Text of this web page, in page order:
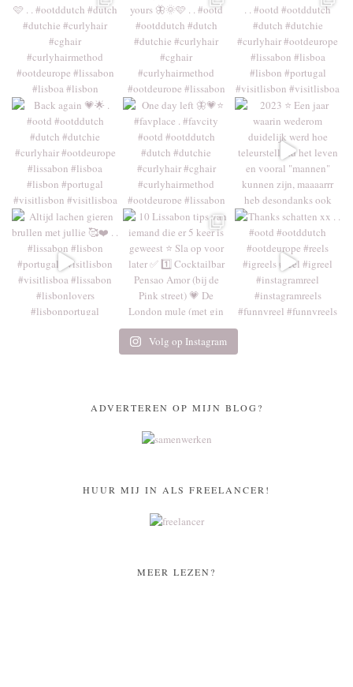
Volg op Instagram
ADVERTEREN OP MIJN BLOG?
HUUR MIJ IN ALS FREELANCER!
MEER LEZEN?